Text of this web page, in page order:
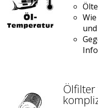
Ölfilter